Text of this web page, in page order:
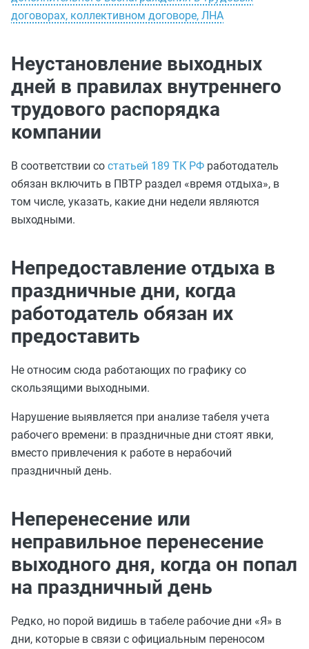
договорах, коллективном договоре, ЛНА
Неустановление выходных
дней в правилах внутреннего
трудового распорядка
компании
В соответствии со статьей 189 ТК РФ работодатель
обязан включить в ПВТР раздел «время отдыха», в
том числе, указать, какие дни недели являются
выходными.
Непредоставление отдыха в
праздничные дни, когда
работодатель обязан их
предоставить
Не относим сюда работающих по графику со
скользящими выходными.
Нарушение выявляется при анализе табеля учета
рабочего времени: в праздничные дни стоят явки,
вместо привлечения к работе в нерабочий
праздничный день.
Неперенесение или
неправильное перенесение
выходного дня, когда он попал
на праздничный день
Редко, но порой видишь в табеле рабочие дни «Я» в
дни, которые в связи с официальным переносом